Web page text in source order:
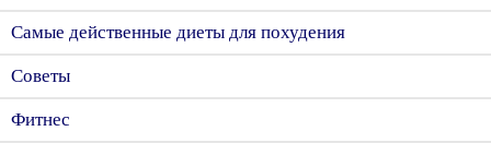
Самые действенные диеты для похудения
Советы
Фитнес